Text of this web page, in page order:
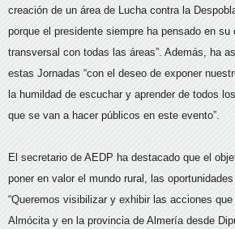
creación de un área de Lucha contra la
porque el presidente siempre ha pensado en su
transversal con todas las áreas”. Además, ha
estas Jornadas “con el deseo de exponer
la humildad de escuchar y aprender de todos
que se van a hacer públicos en este evento”.
El secretario de AEDP ha destacado que el
poner en valor el mundo rural, las
“Queremos visibilizar y exhibir las acciones
Almócita y en la provincia de Almería desde